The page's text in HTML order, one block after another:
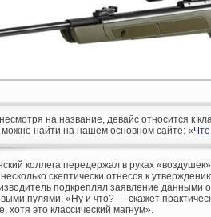
на название, девайс относится к
найти на нашем основном сайте: «
коллега передержал в руках
скептически отнесся к
подкреплял заявление данными
пулями. «Ну и что? — скажет
хотя это классический магнум».